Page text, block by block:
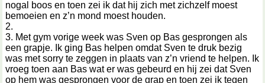
nogal boos en toen zei ik dat hij zich met zichzelf moest
bemoeien en z’n mond moest houden.
2.
3. Met gym vorige week was Sven op Bas gesprongen als
een grapje. Ik ging Bas helpen omdat Sven te druk bezig
was met sorry te zeggen in plaats van z’n vriend te helpen. Ik
vroeg toen aan Bas wat er was gebeurd en hij zei dat Sven
op hem was gesprongen voor de grap en toen zei ik tegen